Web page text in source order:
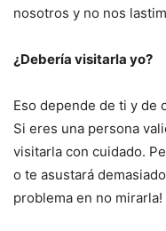
nosotros y no nos
¿Debería visitarla yo?
Eso depende de ti y de
Si eres una persona
visitarla con cuidado.
o te asustará
problema en no mirarla!